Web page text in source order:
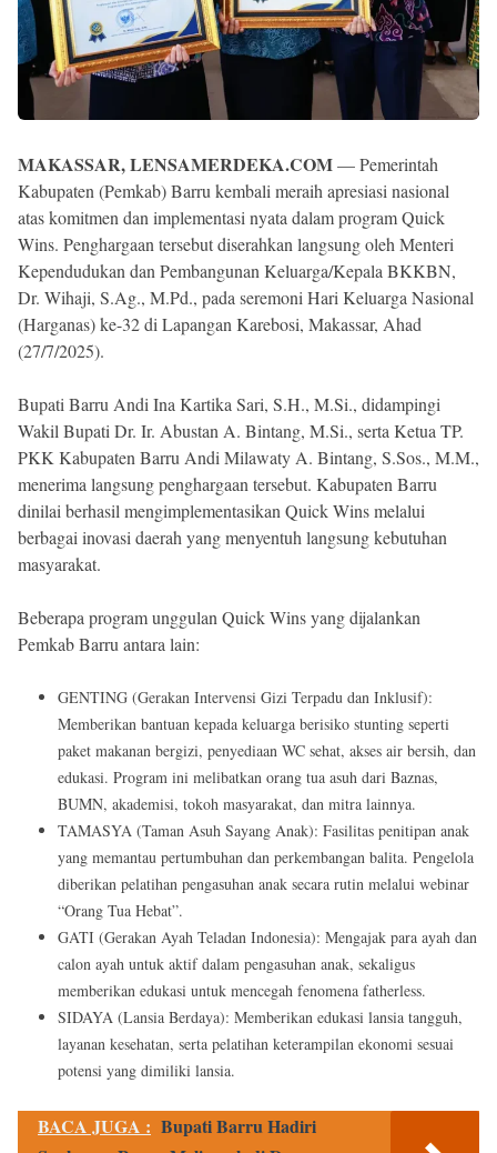
MAKASSAR, LENSAMERDEKA.COM— Pemerintah
Kabupaten (Pemkab) Barru kembali meraih apresiasi nasional
atas komitmen dan implementasi nyata dalam program Quick
Wins. Penghargaan tersebut diserahkan langsung oleh Menteri
Kependudukan dan Pembangunan Keluarga/Kepala BKKBN,
Dr. Wihaji, S.Ag., M.Pd., pada seremoni Hari Keluarga Nasional
(Harganas) ke-32 di Lapangan Karebosi, Makassar, Ahad
(27/7/2025).
Bupati Barru Andi Ina Kartika Sari, S.H., M.Si., didampingi
Wakil Bupati Dr. Ir. Abustan A. Bintang, M.Si., serta Ketua TP.
PKK Kabupaten Barru Andi Milawaty A. Bintang, S.Sos., M.M.,
menerima langsung penghargaan tersebut. Kabupaten Barru
dinilai berhasil mengimplementasikan Quick Wins melalui
berbagai inovasi daerah yang menyentuh langsung kebutuhan
masyarakat.
Beberapa program unggulan Quick Wins yang dijalankan
Pemkab Barru antara lain:
GENTING (Gerakan Intervensi Gizi Terpadu dan Inklusif):
Memberikan bantuan kepada keluarga berisiko stunting seperti
paket makanan bergizi, penyediaan WC sehat, akses air bersih, dan
edukasi. Program ini melibatkan orang tua asuh dari Baznas,
BUMN, akademisi, tokoh masyarakat, dan mitra lainnya.
TAMASYA (Taman Asuh Sayang Anak): Fasilitas penitipan anak
yang memantau pertumbuhan dan perkembangan balita. Pengelola
diberikan pelatihan pengasuhan anak secara rutin melalui webinar
“Orang Tua Hebat”.
GATI (Gerakan Ayah Teladan Indonesia): Mengajak para ayah dan
calon ayah untuk aktif dalam pengasuhan anak, sekaligus
memberikan edukasi untuk mencegah fenomena fatherless.
SIDAYA (Lansia Berdaya): Memberikan edukasi lansia tangguh,
layanan kesehatan, serta pelatihan keterampilan ekonomi sesuai
potensi yang dimiliki lansia.
BACA JUGA : Bupati Barru Hadiri